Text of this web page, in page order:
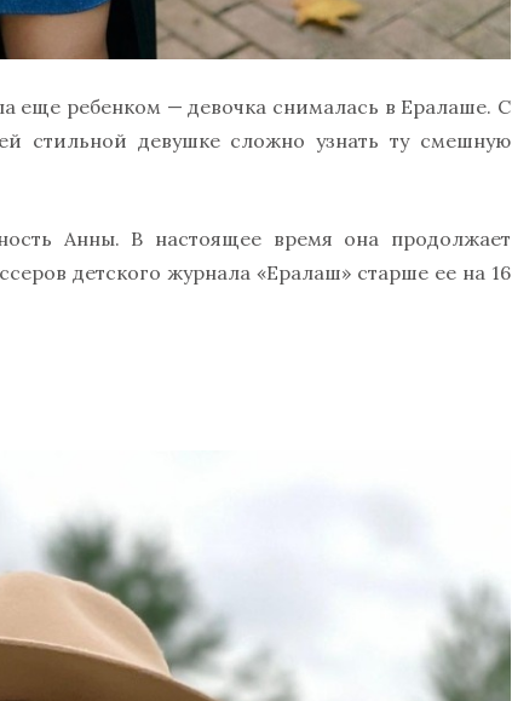
еще ребенком — девочка снималась в Ералаше. С
стильной девушке сложно узнать ту смешную
Анны. В настоящее время она продолжает
детского журнала «Ералаш» старше ее на 16